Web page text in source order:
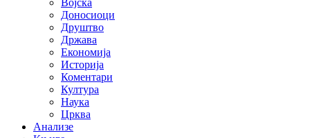
Војска
Доносиоци
Друштво
Држава
Економија
Историја
Коментари
Култура
Наука
Црква
Анализе